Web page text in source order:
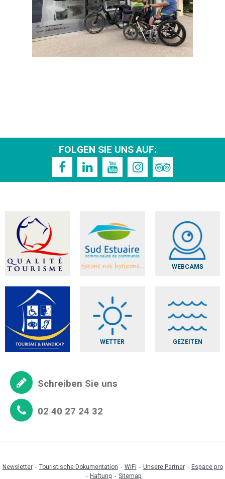
FOLGEN SIE UNS AUF:
WEBCAMS
WETTER GEZEITEN
Schreiben Sie uns
02 40 27 24 32
Newsletter Touristische Dokumentation WiFi Unsere Partner
Espace pro
Haftung
Sitemap